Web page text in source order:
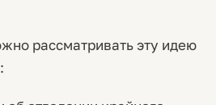
рассматривать эту идею